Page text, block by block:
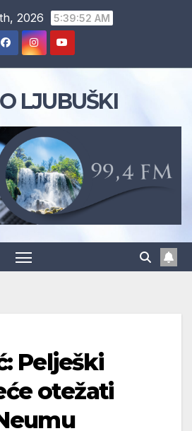
2026 5:39:53 AM
LJUBUŠKI
Pelješki
otežati